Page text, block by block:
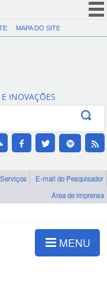
(COVID-19)
Canais
MAPA DO SITE
INOVAÇÕES
Serviços
E-mail do Pesquisador
Área de imprensa
MENU